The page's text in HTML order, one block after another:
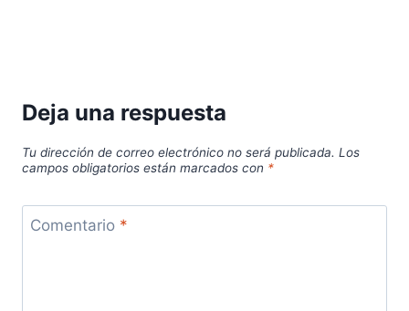
Deja una respuesta
Tu dirección de correo electrónico no será publicada. Los
campos obligatorios están marcados con *
Comentario *